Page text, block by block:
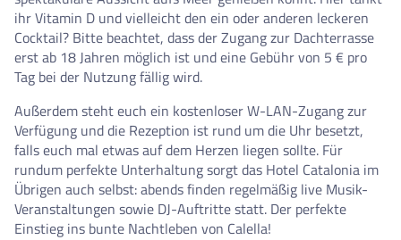
ihr Vitamin D und vielleicht den ein oder anderen leckeren
Cocktail? Bitte beachtet, dass der Zugang zur Dachterrasse
erst ab 18 Jahren möglich ist und eine Gebühr von 5 € pro
Tag bei der Nutzung fällig wird.
Außerdem steht euch ein kostenloser W-LAN-Zugang zur
Verfügung und die Rezeption ist rund um die Uhr besetzt,
falls euch mal etwas auf dem Herzen liegen sollte. Für
rundum perfekte Unterhaltung sorgt das Hotel Catalonia im
Übrigen auch selbst: abends finden regelmäßig live Musik-
Veranstaltungen sowie DJ-Auftritte statt. Der perfekte
Einstieg ins bunte Nachtleben von Calella!